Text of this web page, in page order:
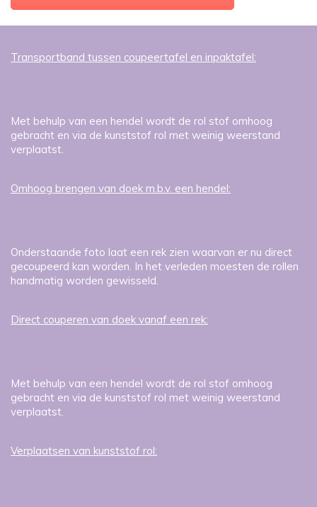
Transportband tussen coupeertafel en inpaktafel:
Met behulp van een hendel wordt de rol stof omhoog
gebracht en via de kunststof rol met weinig weerstand
verplaatst.
Omhoog brengen van doek m.b.v. een hendel:
Onderstaande foto laat een rek zien waarvan er nu direct
gecoupeerd kan worden. In het verleden moesten de rollen
handmatig worden gewisseld.
Direct couperen van doek vanaf een rek:
Met behulp van een hendel wordt de rol stof omhoog
gebracht en via de kunststof rol met weinig weerstand
verplaatst.
Verplaatsen van kunststof rol: